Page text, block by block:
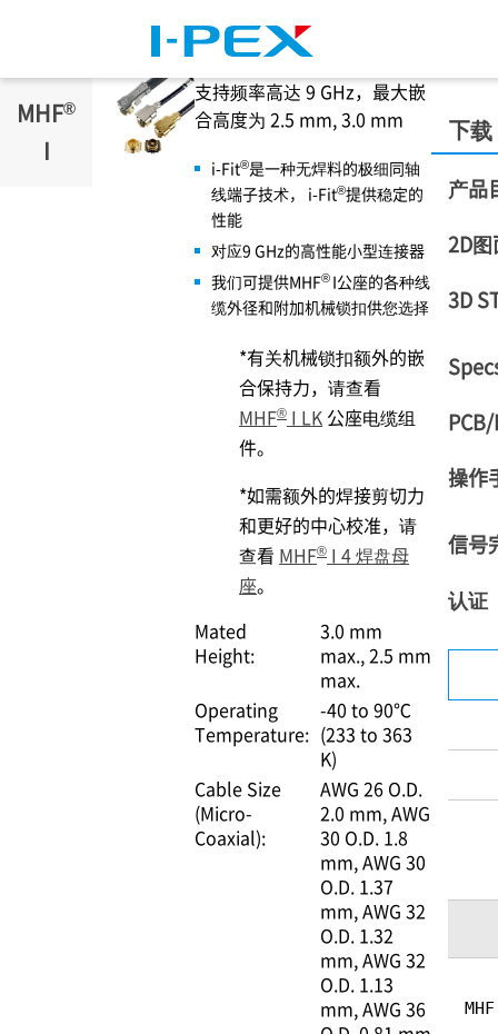
MHF®
I
支持频率高达 9 GHz，最大嵌
合高度为 2.5 mm, 3.0 mm
i-Fit®是一种无焊料的极细同轴
线端子技术， i-Fit®提供稳定的
性能
对应9 GHz的高性能小型连接器
我们可提供MHF® I公座的各种线
缆外径和附加机械锁扣供您选择
*有关机械锁扣额外的嵌
合保持力，请查看
MHF® I LK 公座电缆组
件。
*如需额外的焊接剪切力
和更好的中心校准，请
查看 MHF® I 4 焊盘母
座。
Mated
Height:
3.0 mm
max. 2.5 mm
max.
Operating
Temperature:
-40 to 90℃
(233 to 363
K)
Cable Size
(Micro-
Coaxial):
AWG 26 O.D.
2.0 mm AWG
30 O.D. 1.8
mm AWG 30
O.D. 1.37
mm AWG 32
O.D. 1.32
mm AWG 32
O.D. 1.13
mm AWG 36
下载
产品
2D图
3D
操作
信号
认证